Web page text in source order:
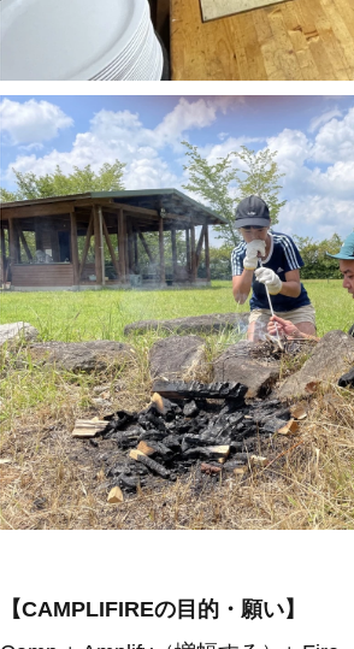
【CAMPLIFIREの目的・願い】